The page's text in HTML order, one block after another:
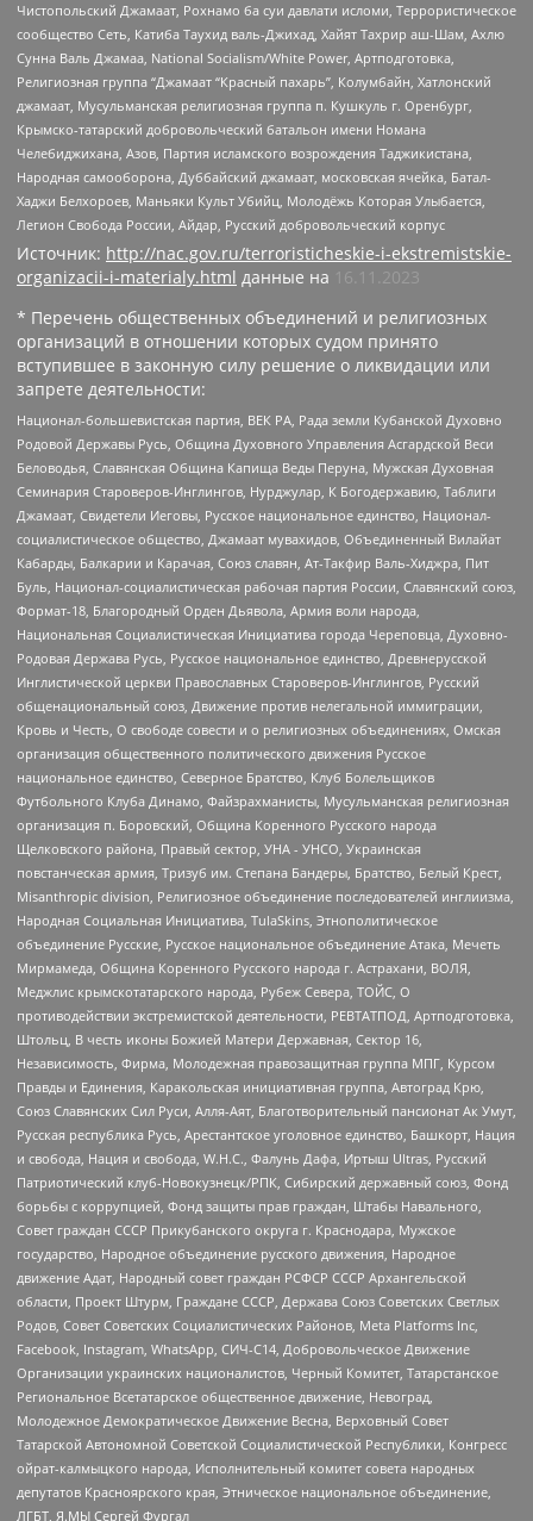
Чистопольский Джамаат, Рохнамо ба суи давлати исломи, Террористическое
сообщество Сеть, Катиба Таухид валь-Джихад, Хайят Тахрир аш-Шам, Ахлю
Сунна Валь Джамаа, National Socialism/White Power, Артподготовка,
Религиозная группа “Джамаат “Красный пахарь”, Колумбайн, Хатлонский
джамаат, Мусульманская религиозная группа п. Кушкуль г. Оренбург,
Крымско-татарский добровольческий батальон имени Номана
Челебиджихана, Азов, Партия исламского возрождения Таджикистана,
Народная самооборона, Дуббайский джамаат, московская ячейка, Батал-
Хаджи Белхороев, Маньяки Культ Убийц, Молодёжь Которая Улыбается,
Легион Свобода России, Айдар, Русский добровольческий корпус
Источник: http://nac.gov.ru/terroristicheskie-i-ekstremistskie-
organizacii-i-materialy.html данные на
16.11.2023
* Перечень общественных объединений и религиозных
организаций в отношении которых судом принято
вступившее в законную силу решение о ликвидации или
запрете деятельности:
Национал-большевистская партия, ВЕК РА, Рада земли Кубанской Духовно
Родовой Державы Русь, Община Духовного Управления Асгардской Веси
Беловодья, Славянская Община Капища Веды Перуна, Мужская Духовная
Семинария Староверов-Инглингов, Нурджулар, К Богодержавию, Таблиги
Джамаат, Свидетели Иеговы, Русское национальное единство, Национал-
социалистическое общество, Джамаат мувахидов, Объединенный Вилайат
Кабарды, Балкарии и Карачая, Союз славян, Ат-Такфир Валь-Хиджра, Пит
Буль, Национал-социалистическая рабочая партия России, Славянский союз,
Формат-18, Благородный Орден Дьявола, Армия воли народа,
Национальная Социалистическая Инициатива города Череповца, Духовно-
Родовая Держава Русь, Русское национальное единство, Древнерусской
Инглистической церкви Православных Староверов-Инглингов, Русский
общенациональный союз, Движение против нелегальной иммиграции,
Кровь и Честь, О свободе совести и о религиозных объединениях, Омская
организация общественного политического движения Русское
национальное единство, Северное Братство, Клуб Болельщиков
Футбольного Клуба Динамо, Файзрахманисты, Мусульманская религиозная
организация п. Боровский, Община Коренного Русского народа
Щелковского района, Правый сектор, УНА - УНСО, Украинская
повстанческая армия, Тризуб им. Степана Бандеры, Братство, Белый Крест,
Misanthropic division, Религиозное объединение последователей инглиизма,
Народная Социальная Инициатива, TulaSkins, Этнополитическое
объединение Русские, Русское национальное объединение Атака, Мечеть
Мирмамеда, Община Коренного Русского народа г. Астрахани, ВОЛЯ,
Меджлис крымскотатарского народа, Рубеж Севера, ТОЙС, О
противодействии экстремистской деятельности, РЕВТАТПОД, Артподготовка,
Штольц, В честь иконы Божией Матери Державная, Сектор 16,
Независимость, Фирма, Молодежная правозащитная группа МПГ, Курсом
Правды и Единения, Каракольская инициативная группа, Автоград Крю,
Союз Славянских Сил Руси, Алля-Аят, Благотворительный пансионат Ак Умут,
Русская республика Русь, Арестантское уголовное единство, Башкорт, Нация
и свобода, Нация и свобода, W.H.С., Фалунь Дафа, Иртыш Ultras, Русский
Патриотический клуб-Новокузнецк/РПК, Сибирский державный союз, Фонд
борьбы с коррупцией, Фонд защиты прав граждан, Штабы Навального,
Совет граждан СССР Прикубанского округа г. Краснодара, Мужское
государство, Народное объединение русского движения, Народное
движение Адат, Народный совет граждан РСФСР СССР Архангельской
области, Проект Штурм, Граждане СССР, Держава Союз Советских Светлых
Родов, Совет Советских Социалистических Районов, Meta Platforms Inc,
Facebook, Instagram, WhatsApp, СИЧ-С14, Добровольческое Движение
Организации украинских националистов, Черный Комитет, Татарстанское
Региональное Всетатарское общественное движение, Невоград,
Молодежное Демократическое Движение Весна, Верховный Совет
Татарской Автономной Советской Социалистической Республики, Конгресс
ойрат-калмыцкого народа, Исполнительный комитет совета народных
депутатов Красноярского края, Этническое национальное объединение,
ЛГБТ, Я.МЫ Сергей Фургал